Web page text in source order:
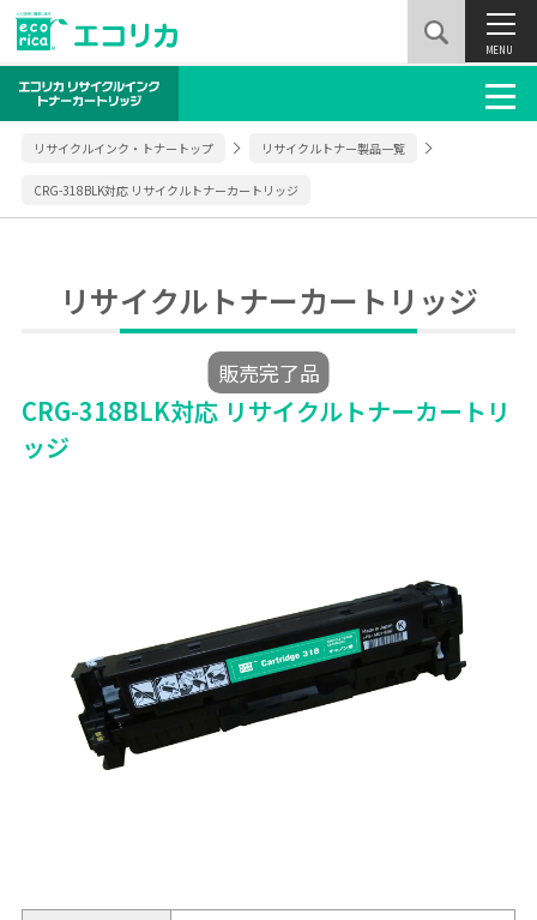
MENU
リサイクルインク・トナートップ リサイクルトナー製品一覧
CRG-318BLK対応 リサイクルトナーカートリッジ
リサイクルトナーカートリッジ
販売完了品
CRG-318BLK対応 リサイクルトナーカートリ
ッジ